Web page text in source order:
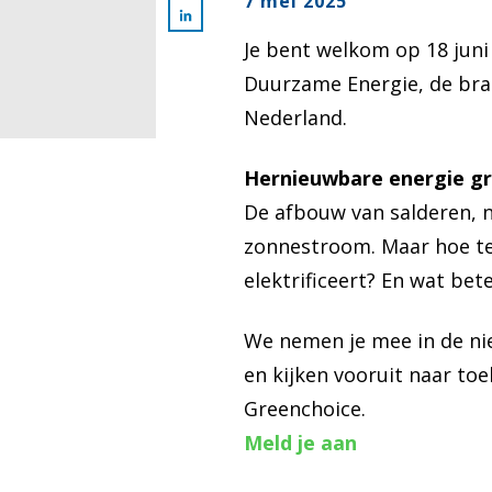
Je bent welkom op 18
Duurzame Energie, de
Nederland.
Hernieuwbare energie
De afbouw van
zonnestroom. Maar hoe
elektrificeert? En wat
We nemen je mee in de
en kijken vooruit naar
Greenchoice.
Meld je aan